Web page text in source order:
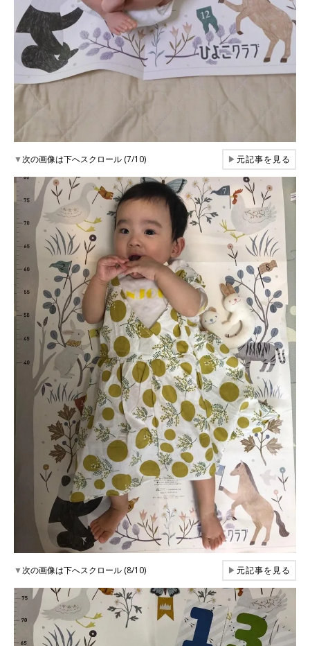
▼次の画像は下へスクロール (7/10) ▶元記事を見る
▼次の画像は下へスクロール (8/10) ▶元記事を見る